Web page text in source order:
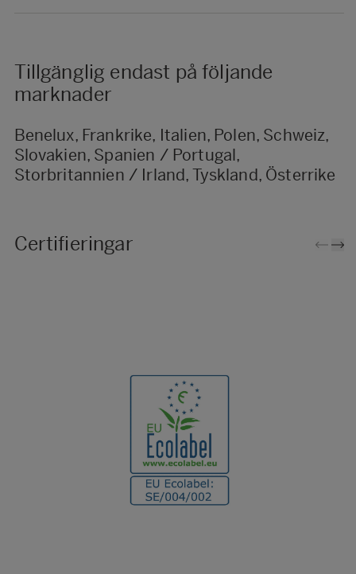
Tillgänglig endast på följande
marknader
Benelux, Frankrike, Italien, Polen, Schweiz,
Slovakien, Spanien / Portugal,
Storbritannien / Irland, Tyskland, Österrike
Certifieringar